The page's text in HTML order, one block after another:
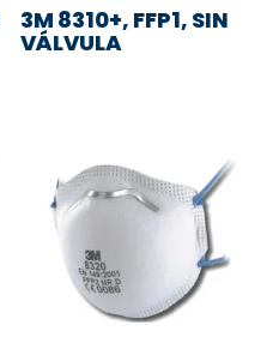
3M 8310+, FFP1, SIN
VÁLVULA